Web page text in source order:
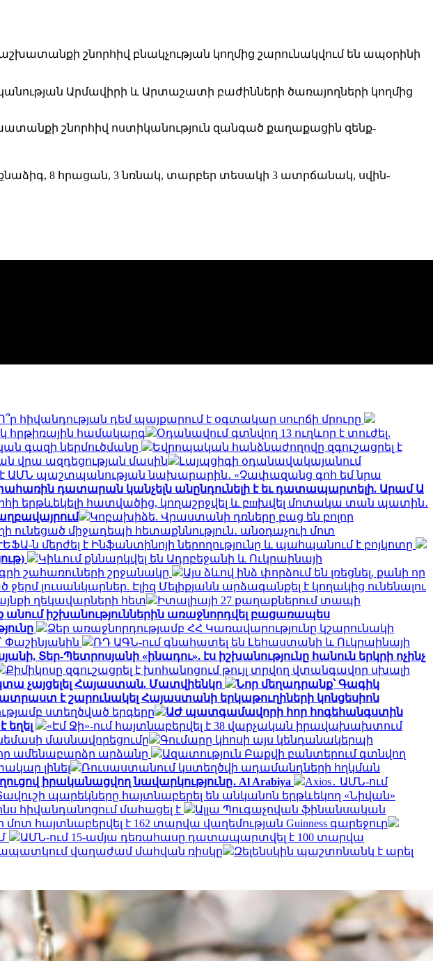
շնորհիվ բնակչության կողմից շարունակվում են ապօրինի
Արմավիրի և Արտաշատի բաժինների ծառայողների կողմից
շնորհիվ ոստիկանություն զանգած քաղաքացին զենք-
8 հրացան, 3 նռնակ, տարբեր տեսակի 3 ատրճանակ, սվին-
հիվանդության դեմ պայքարում է օգտակար սուրճի մրուրը
հրթիռային համակարգ
Օդանավում գտնվող 13 ուղևոր է տուժել.
գազի ներմուծմանը
Եվրոպական հանձնաժողովը զգուշացրել է
վրա ազդեցության մասին
Լայպցիգի օդանավակայանում
ԱՄՆ պաշտպանության նախարարին․ «Չափազանց գոհ եմ նրա
դատարան կանչելն անընդունելի է եւ դատապարտելի. Արամ Ա
երթևեկելի հատվածից, կողաշրջվել և բшխվել մոտակա տան պատին․
Կոբախիձե. Վրաստանի դռները բաց են բոլոր
ունեցած միջադեպի հետաքննություն․ անօդաչուի մոտ
ն մերժել է Ինֆանտինոյի ներողությունը և պահպանում է բոյկոտը
Կիևում քննարկվել են Ադրբեջանի և Ուկրաինայի
շահառուների շրջանակը
Այս ձևով ինձ փորձում են լռեցնել, քանի որ
լուսանկարներ. Էլիզ Մելիքյանն արձագանքել է կողակից ունենալու
ղեկավարների հետ
Իտալիայի 27 քաղաքներում տապի
անում իշխանություններին առաջնորդվել բացառապես
Ձեր առաջնորդությամբ ՀՀ Կառավարությունը կշարունակի
ՌԴ ԱԳՆ-ում գնահատել են Լեհաստանի և Ուկրաինայի
Տեր-Պետրոսյանի «ինադու». էս իշխանությունը հանուն երկրի ոչինչ
Քիմիկոսը զգուշացրել է խոհանոցում թույլ տրվող վտանգավոր սխալի
չայցելել Հայաստան. Մատվիենկո
Նոր մեղադրանք՝ Գագիկ
է շարունակել Հայաստանի երկաթուղիների կոնցեսիոն
ստեղծված երգերը
ԱԺ պատգամավորի հոր հոգեհանգստին
եղել
«Էմ Ջի»-ում հայտնաբերվել է 38 վարչական իրավախախտում
մասնավորեցումը
Գումարը կհոսի այս կենդանակերպի
ամենաբարձր արձանը
Ազատություն Բաքվի բանտերում գտնվող
լինել
Ռուսաստանում կստեղծվի ադամանդների հղկման
իրականացվող նավարկությունը․ Al Arabiya
Axios․ ԱՄՆ-ում
պարեկները հայտնաբերել են անկանոն երթևեկող «Նիվան»
հիվանդանոցում մահացել է
Ալլա Պուգաչովան ֆինանսական
հայտնաբերվել է 162 տարվա վաղեմության Guinness գարեջուր
ԱՄՆ-ում 15-ամյա դեռահասը դատապարտվել է 100 տարվա
վաղաժամ մահվան ռիսկը
Զելենսկին պաշտոնանկ է արել